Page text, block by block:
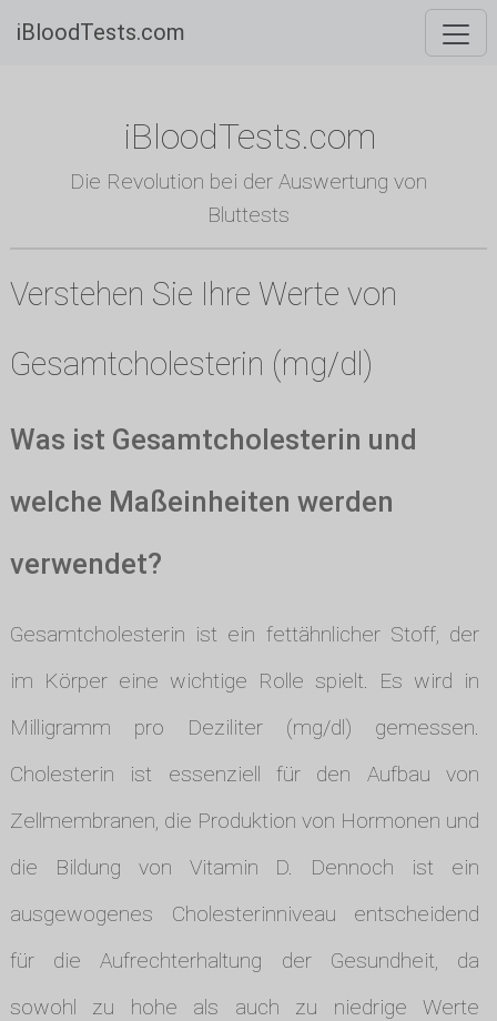
iBloodTests.com
iBloodTests.com
Die Revolution bei der Auswertung von
Bluttests
Verstehen Sie Ihre Werte von
Gesamtcholesterin (mg/dl)
Was ist Gesamtcholesterin und
welche Maßeinheiten werden
verwendet?
Gesamtcholesterin ist ein fettähnlicher Stoff, der
im Körper eine wichtige Rolle spielt. Es wird in
Milligramm pro Deziliter (mg/dl) gemessen.
Cholesterin ist essenziell für den Aufbau von
Zellmembranen, die Produktion von Hormonen und
die Bildung von Vitamin D. Dennoch ist ein
ausgewogenes Cholesterinniveau entscheidend
für die Aufrechterhaltung der Gesundheit, da
sowohl zu hohe als auch zu niedrige Werte